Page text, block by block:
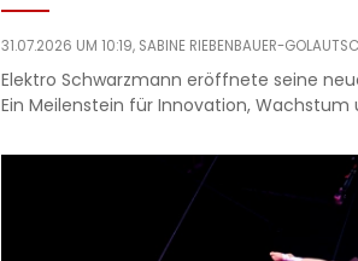
31.07.2026 UM 10:19, SABINE RIEBENBAUER-
Elektro Schwarzmann eröffnete seine
Ein Meilenstein für Innovation, Wachstum